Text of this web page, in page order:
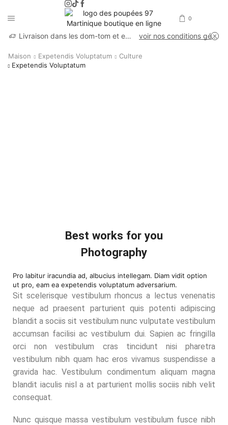
0
Livraison dans les dom-tom et en France métropolitaine voir nos conditions générales de vente
Maison Expetendis Voluptatum
Culture
Expetendis Voluptatum
Best works for you
Photography
Pro labitur iracundia ad, albucius intellegam. Diam vidit option
ut pro, eam ea expetendis voluptatum adversarium.
Sit scelerisque vestibulum rhoncus a lectus venenatis
neque ad praesent parturient quis potenti adipiscing
blandit a sociis sit vestibulum nunc vulputate vestibulum
accumsan facilisi ac vestibulum dui. Sapien ac fringilla
orci non vestibulum cras tincidunt nisi pharetra
vestibulum nibh quam hac eros vivamus suspendisse a
gravida hac. Vestibulum condimentum aliquam magna
blandit iaculis nisl a at parturient mollis sociis nibh velit
consequat.
Nunc quisque massa vestibulum vestibulum fusce nibh